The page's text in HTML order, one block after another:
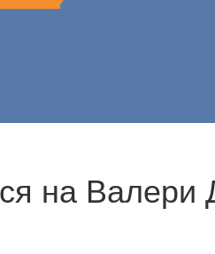
на Валери